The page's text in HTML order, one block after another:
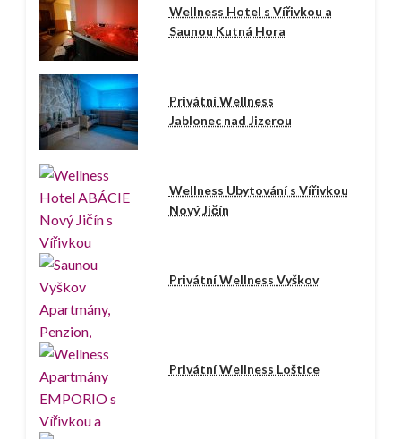
Wellness Hotel s Vířivkou a
Saunou Kutná Hora
Privátní Wellness
Jablonec nad Jizerou
Wellness Ubytování s Vířivkou
Nový Jičín
Privátní Wellness Vyškov
Privátní Wellness Loštice